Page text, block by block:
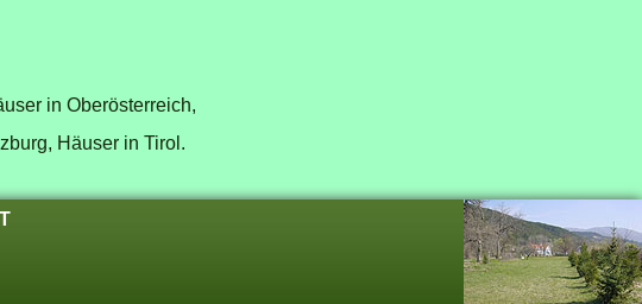
in Oberösterreich,
, Häuser in Tirol.